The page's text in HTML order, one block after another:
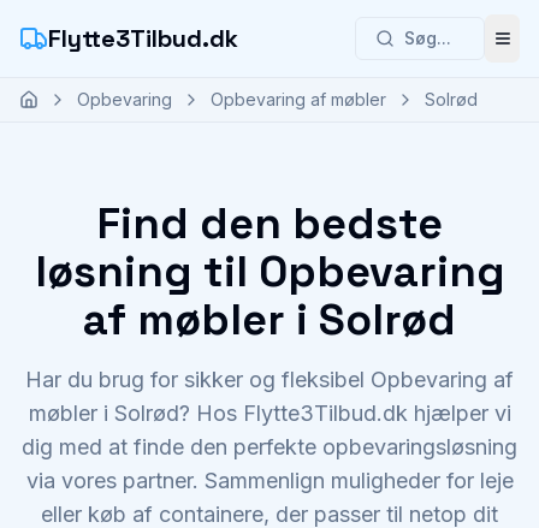
Flytte3Tilbud.dk Søg... Åbn
Opbevaring Opbevaring af møbler Solrød
Find den bedste
løsning til Opbevaring
af møbler i Solrød
Har du brug for sikker og fleksibel Opbevaring af
møbler i Solrød? Hos Flytte3Tilbud.dk hjælper vi
dig med at finde den perfekte opbevaringsløsning
via vores partner. Sammenlign muligheder for leje
eller køb af containere, der passer til netop dit